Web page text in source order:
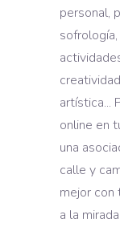
personal,
artística...
online en
una
calle y
mejor con
a la